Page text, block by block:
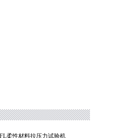
FL柔性材料拉压力试验机